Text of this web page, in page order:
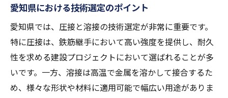
愛知県における技術選定のポイント
愛知県では、圧接と溶接の技術選定が非常に重要です。
特に圧接は、鉄筋継手において高い強度を提供し、耐久
性を求める建設プロジェクトにおいて選ばれることが多
いです。一方、溶接は高温で金属を溶かして接合するた
め、様々な形状や材料に適用可能で幅広い用途がありま